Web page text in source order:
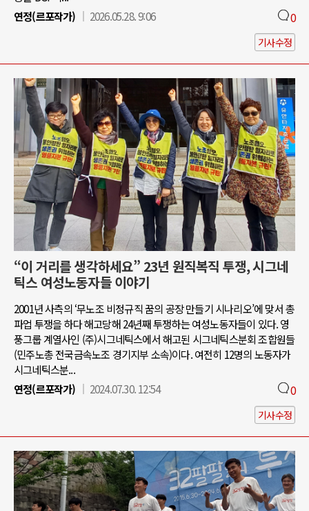
연정(르포작가)
2026.05.28. 9:06 0
기사수정
“이 거리를 생각하세요” 23년 원직복직 투쟁, 시그네
틱스 여성노동자들 이야기
2001년 사측의 ‘무노조 비정규직 꿈의 공장 만들기 시나리오’에 맞서 총
파업 투쟁을 하다 해고당해 24년째 투쟁하는 여성노동자들이 있다. 영
풍그룹 계열사인 (주)시그네틱스에서 해고된 시그네틱스분회 조합원들
(민주노총 전국금속노조 경기지부 소속)이다. 여전히 12명의 노동자가
시그네틱스분...
연정(르포작가)
2024.07.30. 12:54 0
기사수정